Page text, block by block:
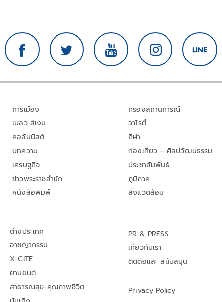
การเมือง
เปลว สีเงิน
คอลัมนิสต์
บทความ
เศรษฐกิจ
ข่าวพระราชสำนัก
หนังสือพิมพ์
กรองสถานการณ์
วาไรตี้
กีฬา
ท่องเที่ยว – ศิลปวัฒนธรรม
ประชาสัมพันธ์
ภูมิภาค
สิ่งแวดล้อม
ต่างประเทศ
อาชญากรรม
X-CITE
ยานยนต์
สาธารณสุข-คุณภาพชีวิต
PR & PRESS
เกี่ยวกับเรา
ติดต่อและ สนับสนุน
Privacy Policy